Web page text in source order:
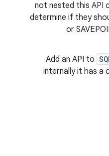
not nested this API
determine if they
or
Add an API to
internally it has a